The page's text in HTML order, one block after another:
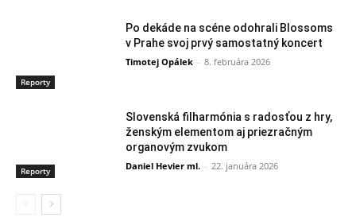
Reporty
Po dekáde na scéne odohrali Blossoms
v Prahe svoj prvý samostatný koncert
Timotej Opálek - 8. februára 2026
Reporty
Slovenská filharmónia s radosťou z hry,
ženským elementom aj priezračným
organovým zvukom
Daniel Hevier ml. - 22. januára 2026